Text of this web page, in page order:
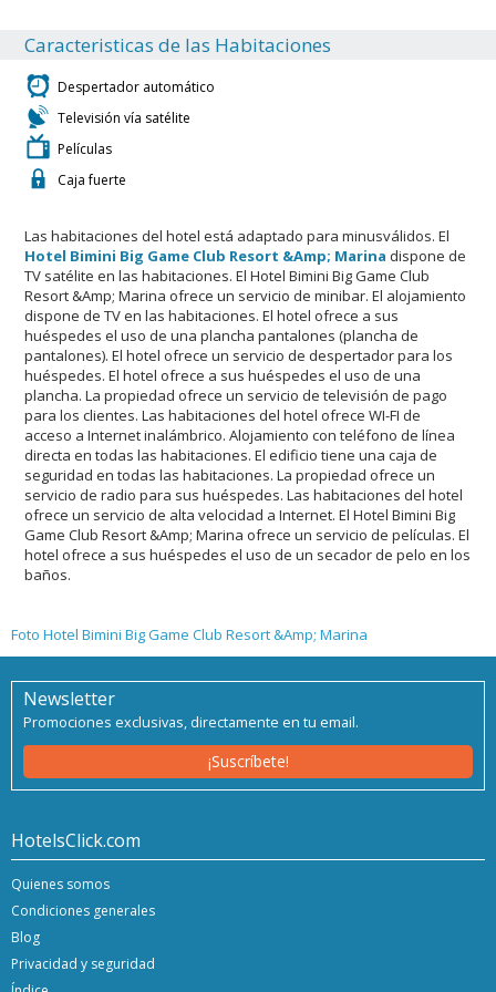
Caracteristicas de las Habitaciones
Despertador automático
Televisión vía satélite
Películas
Caja fuerte
Las habitaciones del hotel está adaptado para minusválidos. El
Hotel Bimini Big Game Club Resort &Amp; Marina dispone de
TV satélite en las habitaciones. El Hotel Bimini Big Game Club
Resort &Amp; Marina ofrece un servicio de minibar. El alojamiento
dispone de TV en las habitaciones. El hotel ofrece a sus
huéspedes el uso de una plancha pantalones (plancha de
pantalones). El hotel ofrece un servicio de despertador para los
huéspedes. El hotel ofrece a sus huéspedes el uso de una
plancha. La propiedad ofrece un servicio de televisión de pago
para los clientes. Las habitaciones del hotel ofrece WI-FI de
acceso a Internet inalámbrico. Alojamiento con teléfono de línea
directa en todas las habitaciones. El edificio tiene una caja de
seguridad en todas las habitaciones. La propiedad ofrece un
servicio de radio para sus huéspedes. Las habitaciones del hotel
ofrece un servicio de alta velocidad a Internet. El Hotel Bimini Big
Game Club Resort &Amp; Marina ofrece un servicio de películas. El
hotel ofrece a sus huéspedes el uso de un secador de pelo en los
baños.
Foto Hotel Bimini Big Game Club Resort &Amp; Marina
Newsletter
Promociones exclusivas, directamente en tu email.
¡Suscríbete!
HotelsClick.com
Quienes somos
Condiciones generales
Blog
Privacidad y seguridad